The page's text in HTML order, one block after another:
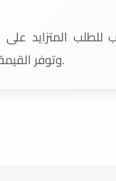
المتزايد على
وتوفر القيمة الغذائية العالية.